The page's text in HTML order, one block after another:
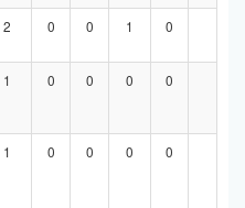
2 0 0 1 0
1 0 0 0 0
1 0 0 0 0